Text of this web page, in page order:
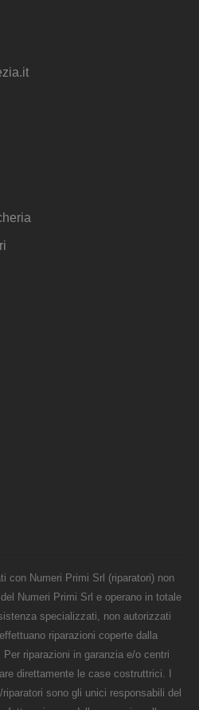
con Numeri Primi Srl (riparatori) non
Numeri Primi Srl e operano in totale
specializzati, non autorizzati
riparazioni coperte dalla
riparazioni in garanzia e/o centri
direttamente le case costruttrici. I
sono gli unici responsabili del